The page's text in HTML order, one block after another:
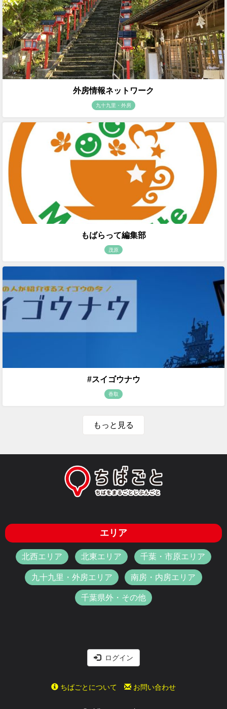
外房情報ネットワーク
九十九里・外房
もばらって編集部
茂原
#スイゴウナウ
香取
もっと見る
エリア
北西エリア 北東エリア 千葉・市原エリア
九十九里・外房エリア 南房・内房エリア
千葉県外・その他
ログイン
ちばごとについて お問い合わせ